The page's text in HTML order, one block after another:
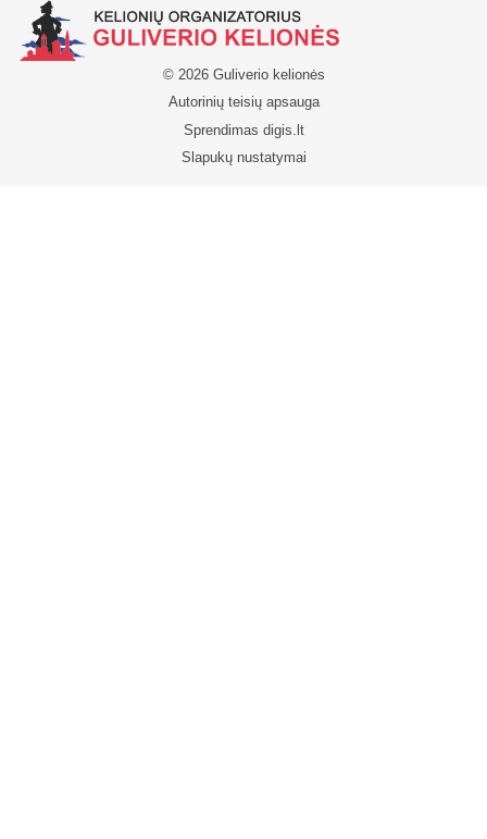
© 2026 Guliverio kelionės
Autorinių teisių apsauga
Sprendimas digis.lt
Slapukų nustatymai